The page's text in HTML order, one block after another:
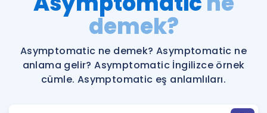
Şifremi Hatırlamıyorum
Katılımcı Görüşleri
Faydalı Araçlar
Ücretsiz Kaynaklar
İngilizce Gramer
demek?
Asymptomatic ne demek? Asymptomatic ne
anlama gelir? Asymptomatic İngilizce örnek
cümle. Asymptomatic eş anlamlıları.